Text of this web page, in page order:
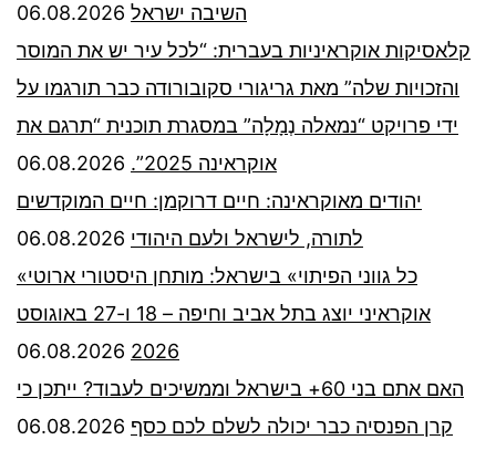
השיבה ישראל 06.08.2026
קלאסיקות אוקראיניות בעברית: “לכל עיר יש את המוסר
והזכויות שלה” מאת גריגורי סקובורודה כבר תורגמו על
ידי פרויקט “נמאלה נְמָלָה” במסגרת תוכנית “תרגם את
אוקראינה 2025”.
06.08.2026
יהודים מאוקראינה: חיים דרוקמן: חיים המוקדשים
לתורה, לישראל ולעם היהודי 06.08.2026
«כל גווני הפיתוי» בישראל: מותחן היסטורי ארוטי
אוקראיני יוצג בתל אביב וחיפה – 18 ו-27 באוגוסט
2026
06.08.2026
האם אתם בני 60+ בישראל וממשיכים לעבוד? ייתכן כי
קרן הפנסיה כבר יכולה לשלם לכם כסף 06.08.2026